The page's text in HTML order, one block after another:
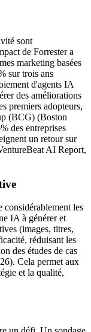
sont
de Forrester a
marketing basées
sur trois ans
d'agents IA
des améliorations
premiers adopteurs,
(BCG) (Boston
des entreprises
un retour sur
AI Report,
les
IA à générer et
(images, titres,
réduisant les
des études de cas
Cela permet aux
et la qualité,